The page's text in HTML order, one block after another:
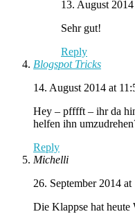
13. August
Sehr gut!
Reply
Blogspot Tricks
14. August 2014 at
Hey – pfffft – ihr da
helfen ihn
Reply
Michelli
26. September 2014 at
Die Klappse hat heute